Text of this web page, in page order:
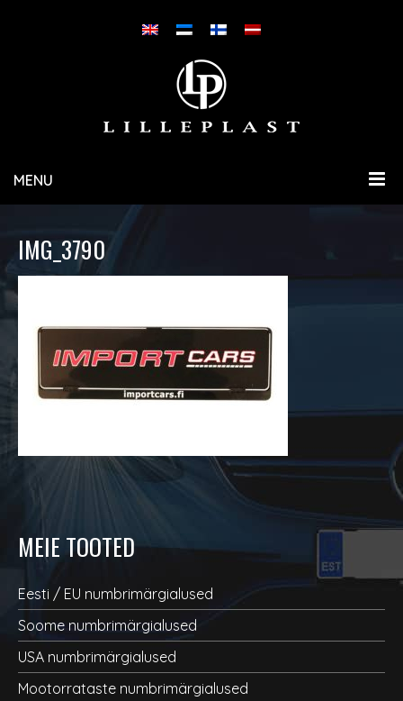
MENU
IMG_3790
MEIE TOOTED
Eesti / EU numbrimärgialused
Soome numbrimärgialused
USA numbrimärgialused
Mootorrataste numbrimärgialused